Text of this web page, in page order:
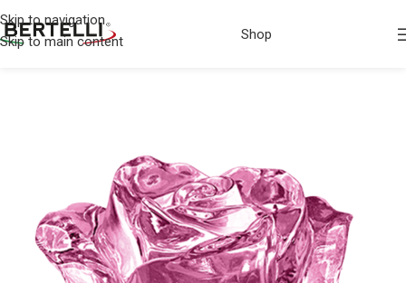
Skip to navigation
Skip to main content
Shop